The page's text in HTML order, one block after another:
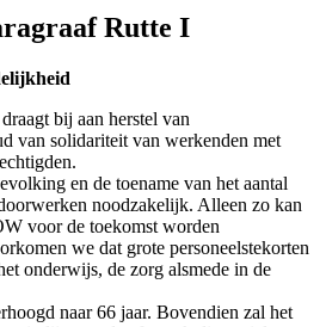
Rutte I
bij aan herstel van
van solidariteit van werkenden met
en de toename van het aantal
noodzakelijk. Alleen zo kan
voor de toekomst worden
we dat grote personeelstekorten
onderwijs, de zorg alsmede in de
naar 66 jaar. Bovendien zal het